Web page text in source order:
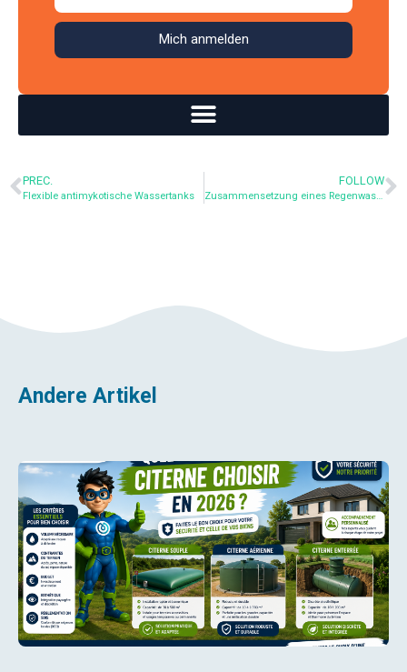
Mich anmelden
PREC.
Flexible antimykotische Wassertanks
FOLLOW
Zusammensetzung eines Regenwassersammlers
Andere Artikel